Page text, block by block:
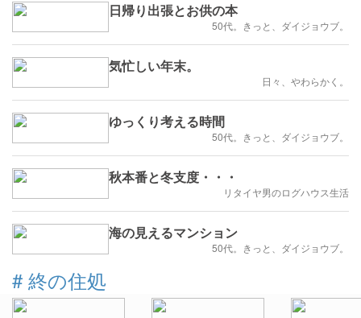
日帰り出張とお供の本
50代。きっと、ダイジョウブ。
気忙しい年末。
日々、やわらかく。
ゆっくり考える時間
50代。きっと、ダイジョウブ。
秋本番と冬支度・・・
リタイヤ男のログハウス生活
海の見えるマンション
50代。きっと、ダイジョウブ。
# 終の住処